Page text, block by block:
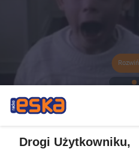
Rozwiń
Drogi Użytkowniku,